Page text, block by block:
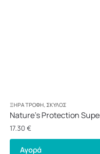
ΞΗΡΆ ΤΡΟΦΉ, ΣΚΎΛΟΣ
Nature’s Protection
17.30 €
Αγορά